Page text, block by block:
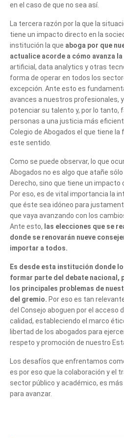
te podemos
en el caso de que no sea así.
La tercera razón por la que la
tiene un impacto directo en la
institución la que aboga por que
actualice acorde a cómo avanza
artificial, data analytics y otras
forma de operar en todos los
excepción. Ante esto es
avances a nuestros profesionales,
potenciar su talento y, por lo tanto,
personas a una justicia más
Colegio de Abogados el que tiene
este sentido.
Como se puede observar, lo que
Abogados no es algo que atañe
Derecho, sino que tiene un impacto
Por eso, es de vital importancia la
que éste sea idóneo para
que vaya avanzando con los
Ante esto, las elecciones que se
donde se renovarán nueve
importar a todos.
Es desde esta institución donde
formar parte del debate nacional,
los principales problemas de
del gremio. Por eso es tan
del Consejo aboguen por el acceso
calidad, estableciendo el marco
libertad de los abogados para
respeto y promoción de nuestro
Los desafíos que enfrentamos
es por eso que la colaboración y el
sector público y académico, es
para avanzar.